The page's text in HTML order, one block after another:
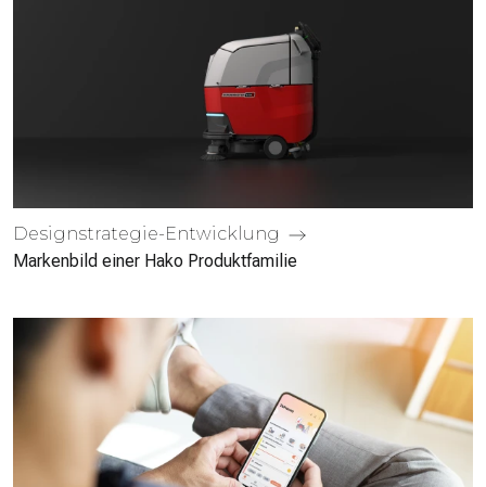
Designstrategie-Entwicklung
Markenbild einer Hako Produktfamilie